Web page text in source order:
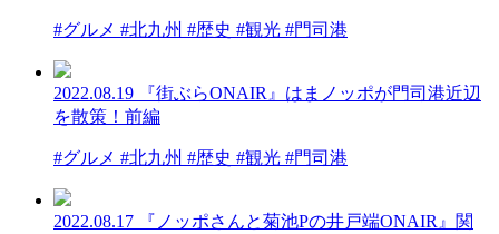
#グルメ #北九州 #歴史 #観光 #門司港
2022.08.19 『街ぶらONAIR』はまノッポが門司港近辺
を散策！前編
#グルメ #北九州 #歴史 #観光 #門司港
2022.08.17 『ノッポさんと菊池Pの井戸端ONAIR』関